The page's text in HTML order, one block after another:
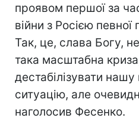
проявом першої за
війни з Росією певної
Так, це, слава Богу,
така масштабна
дестабілізувати
ситуацію, але
наголосив Фесенко.